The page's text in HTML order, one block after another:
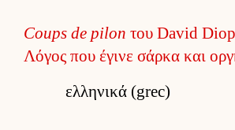
Coups de pilon του David
Λόγος που έγινε σάρκα και
ελληνικά (grec)